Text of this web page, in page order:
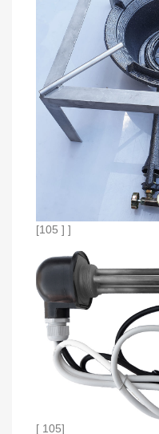
[105 ] ]
[ 105]